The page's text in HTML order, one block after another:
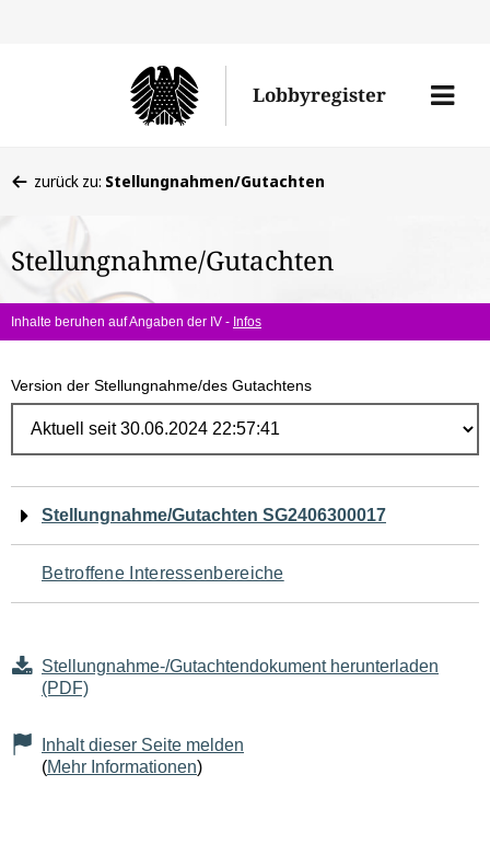
Lobbyregister
Menü
befinden
hier:
zurück zu: Stellungnahmen/Gutachten
Stellungnahme/Gutachten
Inhalte beruhen auf Angaben der IV - Infos
Version der Stellungnahme/des Gutachtens
Navigation
für
den
Seiteninhalt
Stellungnahme/Gutachten SG2406300017
Betroffene Interessenbereiche
Stellungnahme-/Gutachtendokument herunterladen
(PDF)
Inhalt dieser Seite melden
(Mehr Informationen)